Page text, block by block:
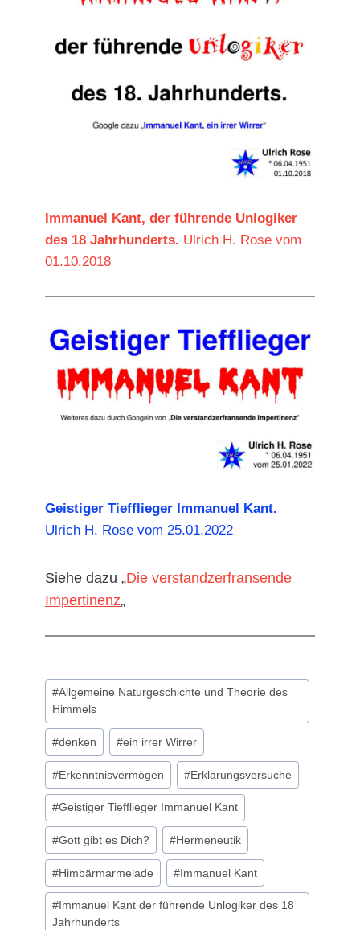
Immanuel Kant, der führende Unlogiker
des 18 Jahrhunderts. Ulrich H. Rose vom
01.10.2018
Geistiger Tiefflieger Immanuel Kant.
Ulrich H. Rose vom 25.01.2022
Siehe dazu „Die verstandzerfransende
Impertinenz„
Schlagworte:
#Allgemeine Naturgeschichte und Theorie des
Himmels
#denken #ein irrer Wirrer
#Erkenntnisvermögen #Erklärungsversuche
#Geistiger Tiefflieger Immanuel Kant
#Gott gibt es Dich? #Hermeneutik
#Himbärmarmelade #Immanuel Kant
# Immanuel Kant der führende Unlogiker des 18
Jahrhunderts